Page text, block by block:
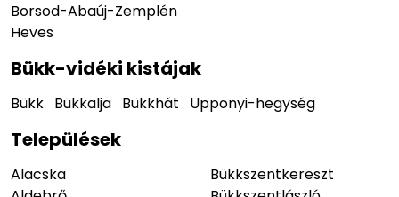
Borsod-Abaúj-Zemplén
Heves
Bükk-vidéki kistájak
Bükk Bükkalja Bükkhát Upponyi-hegység
Települések
Alacska
Bükkszentkereszt